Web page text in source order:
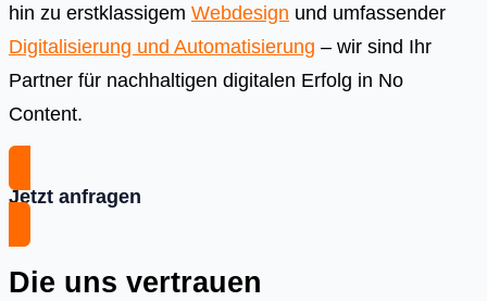
hin zu erstklassigem Webdesign und umfassender
Digitalisierung und Automatisierung – wir sind Ihr
Partner für nachhaltigen digitalen Erfolg in No
Content.
Jetzt anfragen
Die uns vertrauen